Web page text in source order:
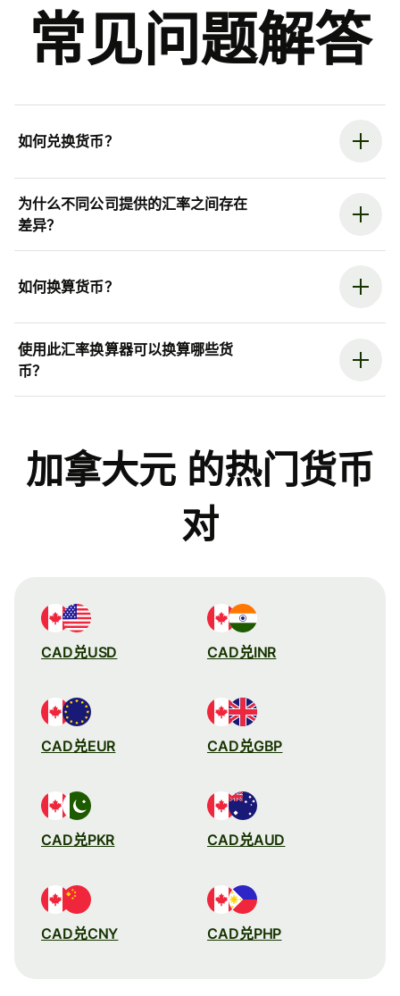
常见问题解答
如何兑换货币？
为什么不同公司提供的汇率之间存在
差异？
如何换算货币？
使用此汇率换算器可以换算哪些货
币？
加拿大元 的热门货币
对
CAD兑USD CAD兑INR
CAD兑EUR CAD兑GBP
CAD兑PKR CAD兑AUD
CAD兑CNY CAD兑PHP